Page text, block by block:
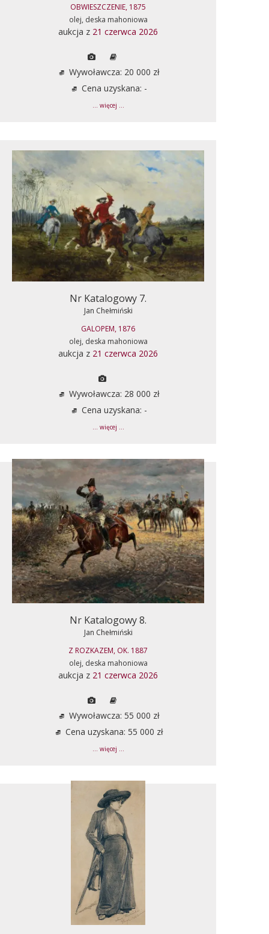
OBWIESZCZENIE, 1875
olej, deska mahoniowa
aukcja z 21 czerwca 2026
Wywoławcza: 20 000 zł
Cena uzyskana: -
... więcej ...
Nr Katalogowy 7.
Jan Chełmiński
GALOPEM, 1876
olej, deska mahoniowa
aukcja z 21 czerwca 2026
Wywoławcza: 28 000 zł
Cena uzyskana: -
... więcej ...
Nr Katalogowy 8.
Jan Chełmiński
Z ROZKAZEM, OK. 1887
olej, deska mahoniowa
aukcja z 21 czerwca 2026
Wywoławcza: 55 000 zł
Cena uzyskana: 55 000 zł
... więcej ...